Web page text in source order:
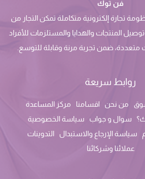
فن توك
تجارة إلكترونية متكاملة تمكن التجار من
المنتجات والهدايا والمستلزمات للأفراد
متعددة، ضمن تجربة مرنة وقابلة للتوسع.
روابط سريعة
من نحن اقسامنا
مركز المساعدة
سوال و جواب
سياسة الخصوصية
سياسة الإرجاع والاستبدال
التدوينات
عملائنا وشركائنا